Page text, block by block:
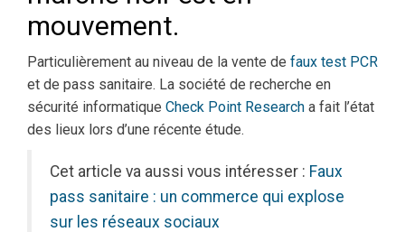
mouvement.
Particulièrement au niveau de la vente de faux test PCR
et de pass sanitaire. La société de recherche en
sécurité informatique Check Point Research a fait l’état
des lieux lors d’une récente étude.
Cet article va aussi vous intéresser : Faux
pass sanitaire : un commerce qui explose
sur les réseaux sociaux